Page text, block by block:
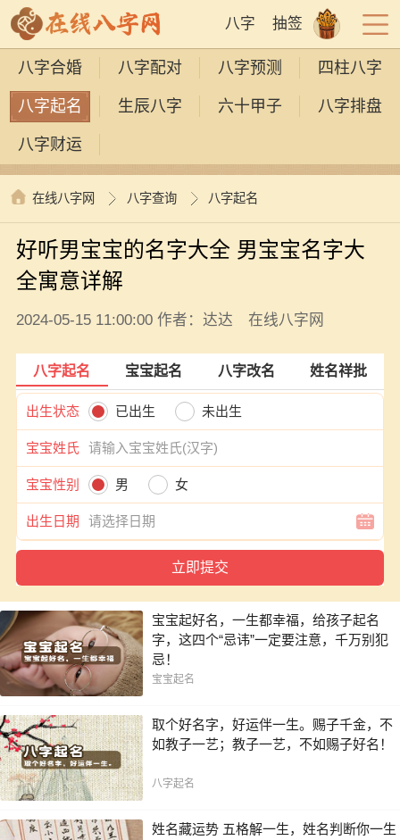
八字 抽签
八字合婚 八字配对 八字预测 四柱八字
八字起名 生辰八字 六十甲子 八字排盘
八字财运
在线八字网 八字查询 八字起名
好听男宝宝的名字大全 男宝宝名字大
全寓意详解
2024-05-15 11:00:00 作者：达达 在线八字网
八字起名 宝宝起名 八字改名 姓名祥批
出生状态 已出生 未出生
宝宝姓氏
宝宝性别 男 女
出生日期
宝宝起好名，一生都幸福，给孩子起名
字，这四个“忌讳”一定要注意，千万别犯
忌！
宝宝起名
取个好名字，好运伴一生。赐子千金，不
如教子一艺；教子一艺，不如赐子好名！
八字起名
姓名藏运势 五格解一生，姓名判断你一生